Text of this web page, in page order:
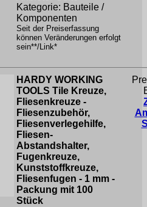
Kategorie: Bauteile /
Komponenten
Seit der Preiserfassung
können Veränderungen erfolgt
sein**/Link*
HARDY WORKING
TOOLS Tile Kreuze,
Fliesenkreuze -
Fliesenzubehör,
Fliesenverlegehilfe,
Fliesen-
Abstandshalter,
Fugenkreuze,
Kunststoffkreuze,
Fliesenfugen - 1 mm -
Packung mit 100
Stück